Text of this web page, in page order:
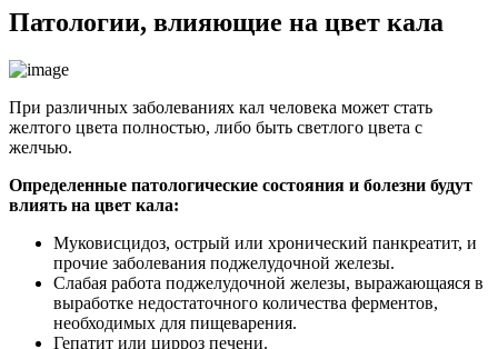
Патологии, влияющие на цвет кала
При различных заболеваниях кал человека может стать
желтого цвета полностью, либо быть светлого цвета с
желчью.
Определенные патологические состояния и болезни будут
влиять на цвет кала:
Муковисцидоз, острый или хронический панкреатит, и
прочие заболевания поджелудочной железы.
Слабая работа поджелудочной железы, выражающаяся в
выработке недостаточного количества ферментов,
необходимых для пищеварения.
Гепатит или цирроз печени.